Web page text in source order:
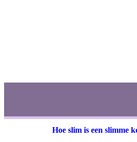
Hoe slim is een slimme